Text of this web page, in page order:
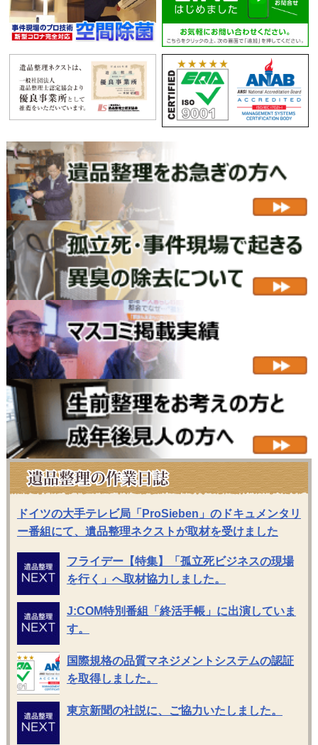
ドイツの大手テレビ局「ProSieben」のドキュメンタリ
ー番組にて、遺品整理ネクストが取材を受けました
フライデー【特集】「孤立死ビジネスの現場
を行く」へ取材協力しました。
J:COM特別番組「終活手帳」に出演していま
す。
国際規格の品質マネジメントシステムの認証
を取得しました。
東京新聞の社説に、ご協力いたしました。